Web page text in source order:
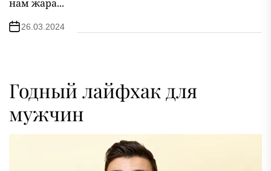
нам жара...
26.03.2024
Годный лайфхак для
мужчин